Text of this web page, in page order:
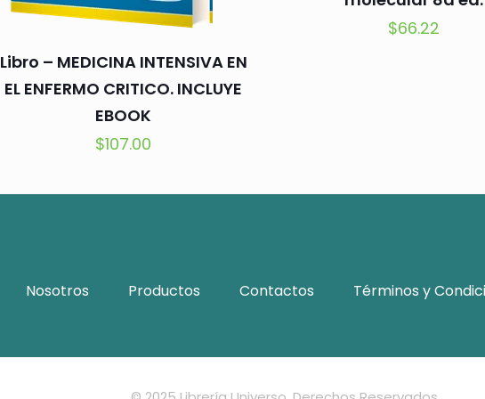
Libro – MEDICINA INTENSIVA EN
EL ENFERMO CRITICO. INCLUYE
EBOOK
$107.00
$66.22
Nosotros Productos Contactos Términos y